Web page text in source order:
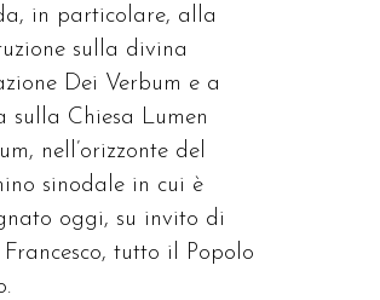
in particolare, alla
sulla divina
Dei Verbum e a
sulla Chiesa Lumen
nell’orizzonte del
sinodale in cui è
oggi, su invito di
Francesco, tutto il Popolo